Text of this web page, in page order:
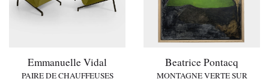
Emmanuelle Vidal
PAIRE DE CHAUFFEUSES
Beatrice Pontacq
MONTAGNE VERTE SUR